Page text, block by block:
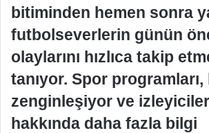
bitiminden hemen sonra
futbolseverlerin günün
olaylarını hızlıca takip
tanıyor. Spor
zenginleşiyor ve
hakkında daha fazla bilgi